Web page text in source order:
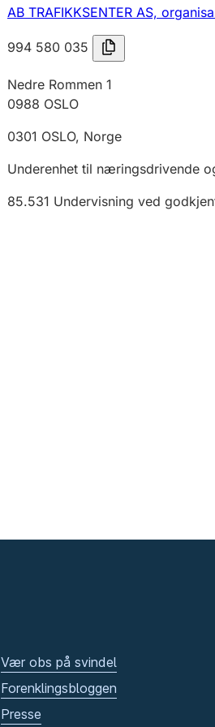
AB TRAFIKKSENTER AS,
994 580 035
Nedre Rommen 1
0988 OSLO
0301 OSLO, Norge
Underenhet til næringsdrivende
85.531 Undervisning ved
Vær obs på svindel
Forenklingsbloggen
Presse